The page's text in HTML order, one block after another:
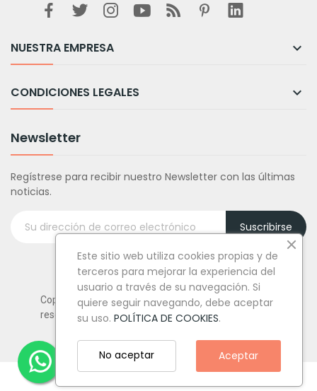
NUESTRA EMPRESA 
CONDICIONES LEGALES 
Newsletter
Regístrese para recibir nuestro Newsletter con las últimas
noticias.
Suscribirse
Copyright © Tufiestamolamazo.com - Todos los derechos
reservados.
Este sitio web utiliza cookies propias y de
terceros para mejorar la experiencia del
usuario a través de su navegación. Si
quiere seguir navegando, debe aceptar
su uso. POLÍTICA DE COOKIES.
Aceptar
No aceptar